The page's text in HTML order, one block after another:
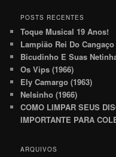
POSTS RECENTES
Toque Musical 19 Anos!
Lampião Rei Do Cangaço
Bicudinho E Suas
Os Vips (1966)
Ely Camargo (1963)
Nelsinho (1966)
COMO LIMPAR SEUS
IMPORTANTE PARA
ARQUIVOS